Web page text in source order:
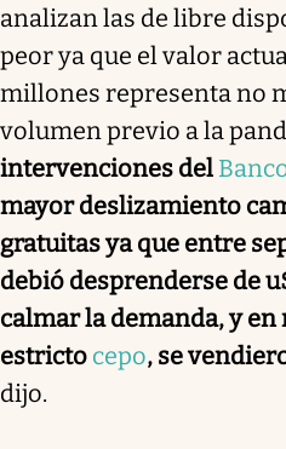
analizan las de libre
peor ya que el valor
millones representa no
volumen previo a la
intervenciones del
mayor deslizamiento
gratuitas ya que entre
debió desprenderse de
calmar la demanda, y
estricto cepo, se
dijo.